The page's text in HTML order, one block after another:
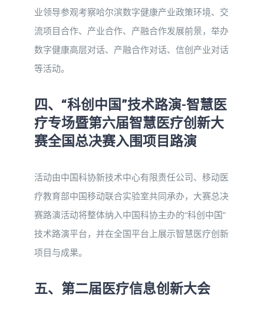
业领导参观考察哈尔滨数字健康产业政策环境、交
流项目合作、产业合作、产融合作发展前景，举办
数字健康高层对话、产融合作对话、信创产业对话
等活动。
四、“科创中国”技术路演-智慧医
疗专场暨第六届智慧医疗创新大
赛全国总决赛入围项目路演
活动由中国科协新技术中心有限责任公司、移动医
疗教育部中国移动联合实验室共同承办，大赛总决
赛路演活动将整体纳入中国科协主办的“科创中国”
技术路演平台，并在全国平台上展示智慧医疗创新
项目与成果。
五、第二届医疗信息创新大会